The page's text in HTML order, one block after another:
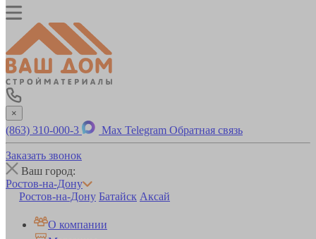
×
(863) 310-000-3 Max Telegram Обратная связь
Заказать звонок
Ваш город:
Ростов-на-Дону
Ростов-на-Дону Батайск Аксай
О компании